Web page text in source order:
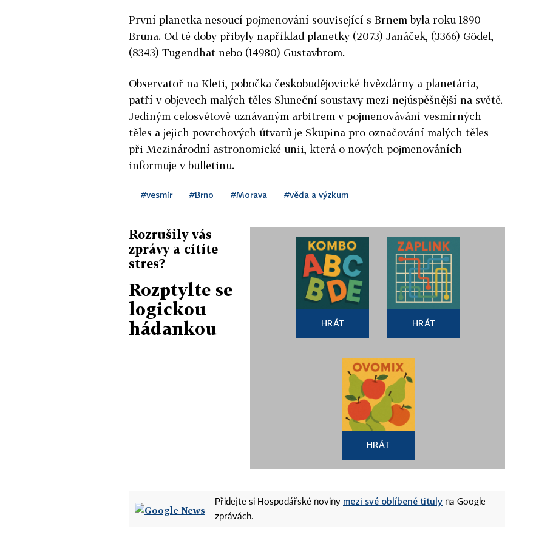
První planetka nesoucí pojmenování související s Brnem byla roku 1890
Bruna. Od té doby přibyly například planetky (2073) Janáček, (3366) Gödel,
(8343) Tugendhat nebo (14980) Gustavbrom.
Observatoř na Kleti, pobočka českobudějovické hvězdárny a planetária,
patří v objevech malých těles Sluneční soustavy mezi nejúspěšnější na světě.
Jediným celosvětově uznávaným arbitrem v pojmenovávání vesmírných
těles a jejich povrchových útvarů je Skupina pro označování malých těles
při Mezinárodní astronomické unii, která o nových pojmenováních
informuje v bulletinu.
#vesmír #Brno #Morava #věda a výzkum
Rozrušily vás
zprávy a cítíte
stres?
Rozptylte se
logickou
hádankou
HRÁT HRÁT
HRÁT
Přidejte si Hospodářské noviny mezi své oblíbené tituly na Google
zprávách.